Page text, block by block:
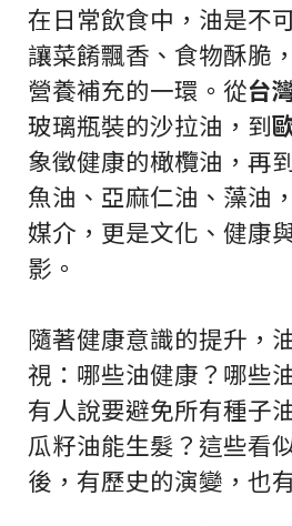
在日常飲食中，油是不
讓菜餚飄香、食物酥脆
營養補充的一環。從台
玻璃瓶裝的沙拉油，到
象徵健康的橄欖油，再
魚油、亞麻仁油、藻油
媒介，更是文化、健康
影。
隨著健康意識的提升，
視：哪些油健康？哪些
有人說要避免所有種子
瓜籽油能生髮？這些看
後，有歷史的演變，也